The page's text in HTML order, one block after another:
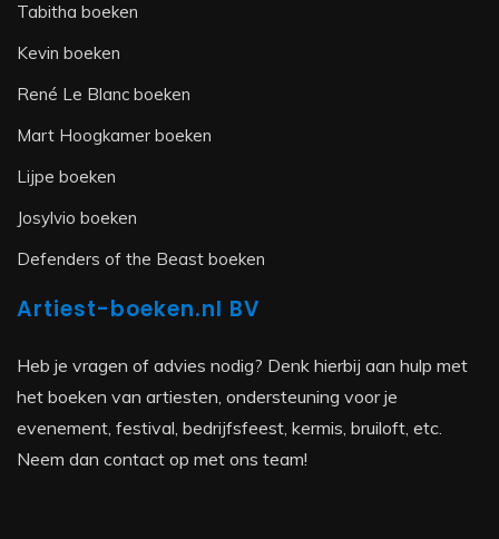
Tabitha boeken
Kevin boeken
René Le Blanc boeken
Mart Hoogkamer boeken
Lijpe boeken
Josylvio boeken
Defenders of the Beast boeken
Artiest-boeken.nl BV
Heb je vragen of advies nodig? Denk hierbij aan hulp met
het boeken van artiesten, ondersteuning voor je
evenement, festival, bedrijfsfeest, kermis, bruiloft, etc.
Neem dan contact op met ons team!